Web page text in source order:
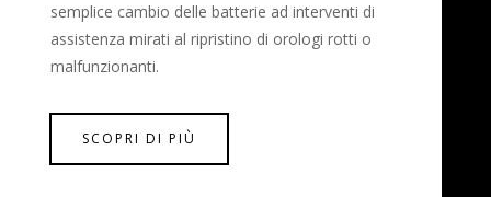
semplice cambio delle batterie ad interventi di
assistenza mirati al ripristino di orologi rotti o
malfunzionanti.
SCOPRI DI PIÙ